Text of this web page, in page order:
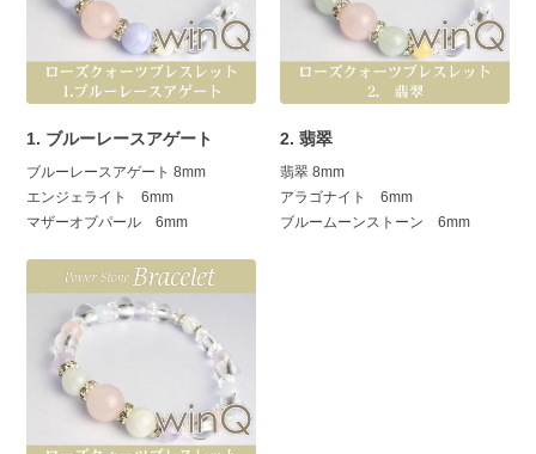
1. ブルーレースアゲート
ブルーレースアゲート 8mm
エンジェライト 6mm
マザーオブパール 6mm
2. 翡翠
翡翠 8mm
アラゴナイト 6mm
ブルームーンストーン 6mm